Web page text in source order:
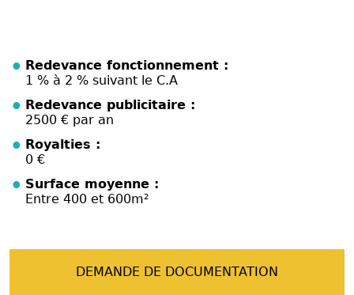
Redevance fonctionnement :
1 % à 2 % suivant le C.A
Redevance publicitaire :
2500 € par an
Royalties :
0 €
Surface moyenne :
Entre 400 et 600m²
DEMANDE DE DOCUMENTATION